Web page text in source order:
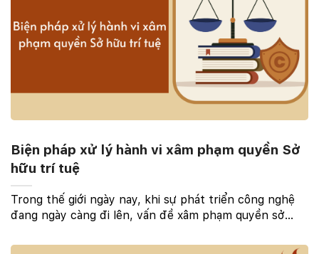
Biện pháp xử lý hành vi xâm phạm quyền Sở
hữu trí tuệ
Trong thế giới ngày nay, khi sự phát triển công nghệ
đang ngày càng đi lên, vấn đề xâm phạm quyền sở
cộng đồng doanh nghiệp và cơ quan chức năng. ...